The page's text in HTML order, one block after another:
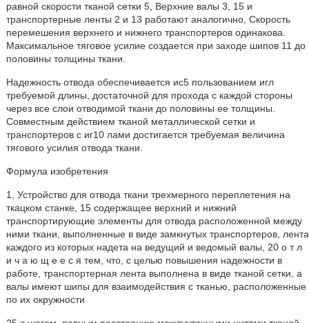
равной скорости тканой сетки 5, Верхние валы 3, 15 и
транспортерные ленты 2 и 13 работают аналогично, Скорость
перемешения верхнего и нижнего транспортеров одинакова.
Максимальное тяговое усилие создается при заходе шипов 11 до
половины толщины ткани.
Надежность отвода обеспечивается ис5 пользованием игл
требуемой длины, достаточной для прохода с каждой стороны
через все слои отводимой ткани до половины ее толщины.
Совместным действием тканой металлической сетки и
транспортеров с иг10 лами достигается требуемая величина
тягового усилия отвода ткани.
Формула изобретения
1, Устройство для отвода ткани трехмерного переплетения на
ткацком станке, 15 содержащее верхний и нижний
транспортирующие элементы для отвода расположенной между
ними ткани, выполненные в виде замкнутых транспортеров, лента
каждого из которых надета на ведущий и ведомый валы, 20 о т л
и ч а ю щ е е с я тем, что, с целью повышения надежности в
работе, транспортерная лента выполнена в виде тканой сетки, а
валы имеют шипы для взаимодействия с тканью, расположенные
по их окружности